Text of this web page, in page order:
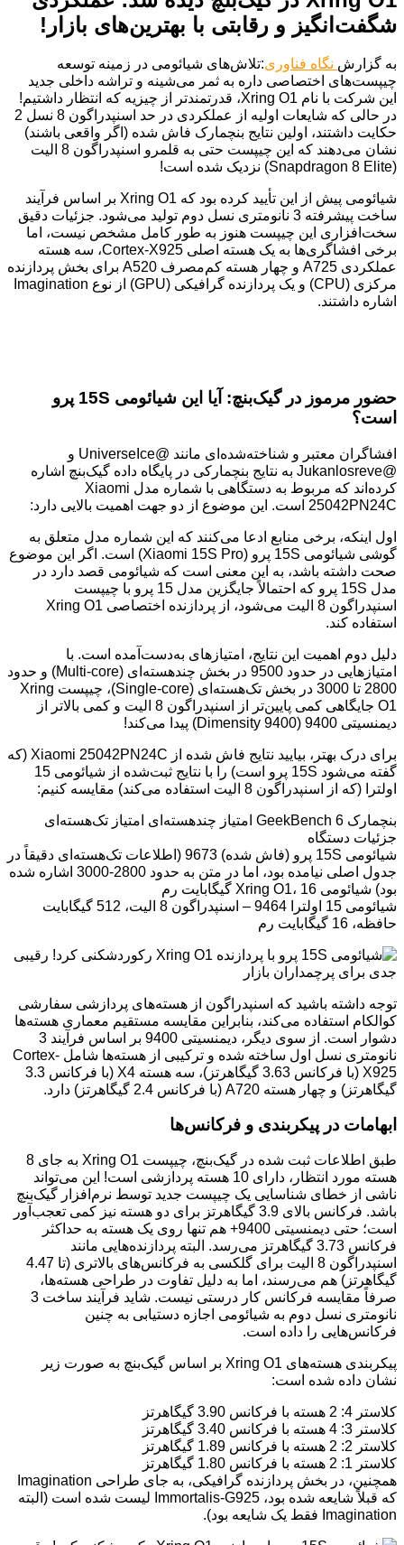
شگفت‌انگیز و رقابتی با بهترین‌های بازار!
به گزارش نگاه فناوری:تلاش‌های شیائومی در زمینه توسعه
چیپست‌های اختصاصی داره به ثمر می‌شینه و تراشه داخلی جدید
این شرکت با نام Xring O1، قدرتمندتر از چیزیه که انتظار داشتیم!
در حالی که شایعات اولیه از عملکردی در حد اسنپدراگون 8 نسل 2
حکایت داشتند، اولین نتایج بنچمارک فاش شده (اگر واقعی باشند)
نشان می‌دهند که این چیپست حتی به قلمرو اسنپدراگون 8 الیت
(Snapdragon 8 Elite) نزدیک شده است!
شیائومی پیش از این تأیید کرده بود که Xring O1 بر اساس فرآیند
ساخت پیشرفته 3 نانومتری نسل دوم تولید می‌شود. جزئیات دقیق
سخت‌افزاری این چیپست هنوز به طور کامل مشخص نیست، اما
برخی افشاگری‌ها به یک هسته اصلی Cortex-X925، سه هسته
عملکردی A725 و چهار هسته کم‌مصرف A520 برای بخش پردازنده
مرکزی (CPU) و یک پردازنده گرافیکی (GPU) از نوع Imagination
اشاره داشتند.
حضور مرموز در گیک‌بنچ: آیا این شیائومی 15S پرو
است؟
افشاگران معتبر و شناخته‌شده‌ای مانند @UniverseIce و
@Jukanlosreve به نتایج بنچمارکی در پایگاه داده گیک‌بنچ اشاره
کرده‌اند که مربوط به دستگاهی با شماره مدل Xiaomi
25042PN24C است. این موضوع از دو جهت اهمیت بالایی دارد:
اول اینکه، برخی منابع ادعا می‌کنند که این شماره مدل متعلق به
گوشی شیائومی 15S پرو (Xiaomi 15S Pro) است. اگر این موضوع
صحت داشته باشد، به این معنی است که شیائومی قصد دارد در
مدل 15S پرو که احتمالاً جایگزین مدل 15 پرو با چیپست
اسنپدراگون 8 الیت می‌شود، از پردازنده اختصاصی Xring O1
استفاده کند.
دلیل دوم اهمیت این نتایج، امتیازهای به‌دست‌آمده است. با
امتیازهایی در حدود 9500 در بخش چندهسته‌ای (Multi-core) و حدود
2800 تا 3000 در بخش تک‌هسته‌ای (Single-core)، چیپست Xring
O1 جایگاهی کمی پایین‌تر از اسنپدراگون 8 الیت و کمی بالاتر از
دیمنسیتی 9400 (Dimensity 9400) پیدا می‌کند!
برای درک بهتر، بیایید نتایج فاش شده از Xiaomi 25042PN24C (که
گفته می‌شود 15S پرو است) را با نتایج ثبت‌شده از شیائومی 15
اولترا (که از اسنپدراگون 8 الیت استفاده می‌کند) مقایسه کنیم:
بنچمارک GeekBench 6 امتیاز چندهسته‌ای امتیاز تک‌هسته‌ای
جزئیات دستگاه
شیائومی 15S پرو (فاش شده) 9673 (اطلاعات تک‌هسته‌ای دقیقاً در
جدول اصلی نیامده بود، اما در متن به حدود 2800-3000 اشاره شده
بود) شیائومی Xring O1، 16 گیگابایت رم
شیائومی 15 اولترا 9464 – اسنپدراگون 8 الیت، 512 گیگابایت
حافظه، 16 گیگابایت رم
توجه داشته باشید که اسنپدراگون از هسته‌های پردازشی سفارشی
کوالکام استفاده می‌کند، بنابراین مقایسه مستقیم معماری هسته‌ها
دشوار است. از سوی دیگر، دیمنسیتی 9400 بر اساس فرآیند 3
نانومتری نسل اول ساخته شده و ترکیبی از هسته‌ها شامل Cortex-
X925 (با فرکانس 3.63 گیگاهرتز)، سه هسته X4 (با فرکانس 3.3
گیگاهرتز) و چهار هسته A720 (با فرکانس 2.4 گیگاهرتز) دارد.
ابهامات در پیکربندی و فرکانس‌ها
طبق اطلاعات ثبت شده در گیک‌بنچ، چیپست Xring O1 به جای 8
هسته مورد انتظار، دارای 10 هسته پردازشی است! این می‌تواند
ناشی از خطای شناسایی یک چیپست جدید توسط نرم‌افزار گیک‌بنچ
باشد. فرکانس بالای 3.9 گیگاهرتز برای دو هسته نیز کمی تعجب‌آور
است؛ حتی دیمنسیتی 9400+ هم تنها روی یک هسته به حداکثر
فرکانس 3.73 گیگاهرتز می‌رسد. البته پردازنده‌هایی مانند
اسنپدراگون 8 الیت برای گلکسی به فرکانس‌های بالاتری (تا 4.47
گیگاهرتز) هم می‌رسند، اما به دلیل تفاوت در طراحی هسته‌ها،
صرفاً مقایسه فرکانس کار درستی نیست. شاید فرآیند ساخت 3
نانومتری نسل دوم به شیائومی اجازه دستیابی به چنین
فرکانس‌هایی را داده است.
پیکربندی هسته‌های Xring O1 بر اساس گیک‌بنچ به صورت زیر
نشان داده شده است:
کلاستر 4: 2 هسته با فرکانس 3.90 گیگاهرتز
کلاستر 3: 4 هسته با فرکانس 3.40 گیگاهرتز
کلاستر 2: 2 هسته با فرکانس 1.89 گیگاهرتز
کلاستر 1: 2 هسته با فرکانس 1.80 گیگاهرتز
همچنین، در بخش پردازنده گرافیکی، به جای طراحی Imagination
که قبلاً شایعه شده بود، Immortalis-G925 لیست شده است (البته
Imagination فقط یک شایعه بود).